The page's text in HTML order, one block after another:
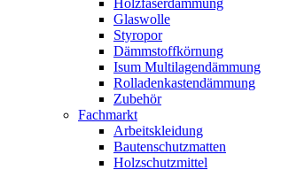
Holzfaserdämmung
Glaswolle
Styropor
Dämmstoffkörnung
Isum Multilagendämmung
Rolladenkastendämmung
Zubehör
Fachmarkt
Arbeitskleidung
Bautenschutzmatten
Holzschutzmittel